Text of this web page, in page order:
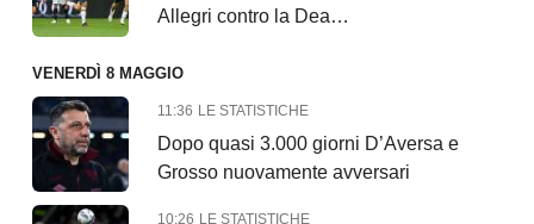
Allegri contro la Dea…
VENERDÌ 8 MAGGIO
11:36 LE STATISTICHE
Dopo quasi 3.000 giorni D’Aversa e
Grosso nuovamente avversari
10:26 LE STATISTICHE